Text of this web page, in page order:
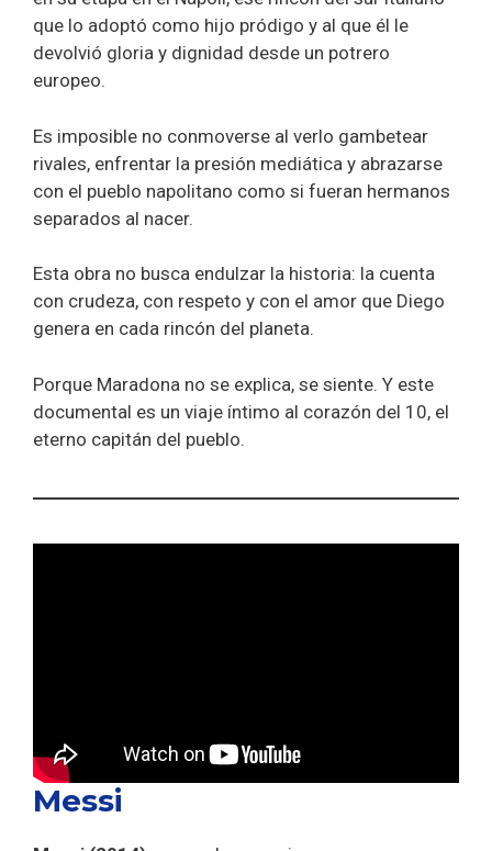
que lo adoptó como hijo pródigo y al que él le
devolvió gloria y dignidad desde un potrero
europeo.
Es imposible no conmoverse al verlo gambetear
rivales, enfrentar la presión mediática y abrazarse
con el pueblo napolitano como si fueran hermanos
separados al nacer.
Esta obra no busca endulzar la historia: la cuenta
con crudeza, con respeto y con el amor que Diego
genera en cada rincón del planeta.
Porque Maradona no se explica, se siente. Y este
documental es un viaje íntimo al corazón del 10, el
eterno capitán del pueblo.
Messi